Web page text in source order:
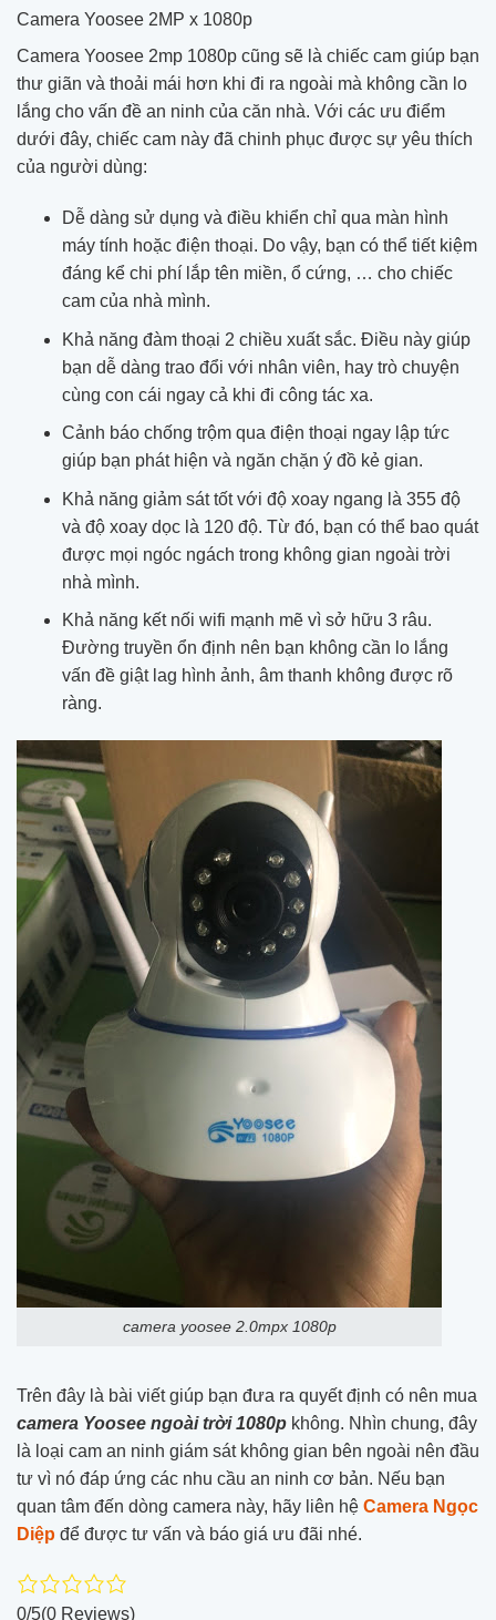
Camera Yoosee 2MP x 1080p
Camera Yoosee 2mp 1080p cũng sẽ là chiếc cam giúp bạn
thư giãn và thoải mái hơn khi đi ra ngoài mà không cần lo
lắng cho vấn đề an ninh của căn nhà. Với các ưu điểm
dưới đây, chiếc cam này đã chinh phục được sự yêu thích
của người dùng:
Dễ dàng sử dụng và điều khiển chỉ qua màn hình
máy tính hoặc điện thoại. Do vậy, bạn có thể tiết kiệm
đáng kể chi phí lắp tên miền, ổ cứng, … cho chiếc
cam của nhà mình.
Khả năng đàm thoại 2 chiều xuất sắc. Điều này giúp
bạn dễ dàng trao đổi với nhân viên, hay trò chuyện
cùng con cái ngay cả khi đi công tác xa.
Cảnh báo chống trộm qua điện thoại ngay lập tức
giúp bạn phát hiện và ngăn chặn ý đồ kẻ gian.
Khả năng giảm sát tốt với độ xoay ngang là 355 độ
và độ xoay dọc là 120 độ. Từ đó, bạn có thể bao quát
được mọi ngóc ngách trong không gian ngoài trời
nhà mình.
Khả năng kết nối wifi mạnh mẽ vì sở hữu 3 râu.
Đường truyền ổn định nên bạn không cần lo lắng
vấn đề giật lag hình ảnh, âm thanh không được rõ
ràng.
camera yoosee 2.0mpx 1080p
Trên đây là bài viết giúp bạn đưa ra quyết định có nên mua
camera Yoosee ngoài trời 1080p không. Nhìn chung, đây
là loại cam an ninh giám sát không gian bên ngoài nên đầu
tư vì nó đáp ứng các nhu cầu an ninh cơ bản. Nếu bạn
quan tâm đến dòng camera này, hãy liên hệ Camera Ngọc
Diệp để được tư vấn và báo giá ưu đãi nhé.
0/5(0 Reviews)